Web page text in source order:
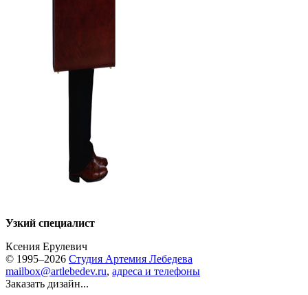
Узкий специалист
Ксения Ерулевич
© 1995–2026 Студия Артемия Лебедева
mailbox@artlebedev.ru, адреса и телефоны
Заказать дизайн...